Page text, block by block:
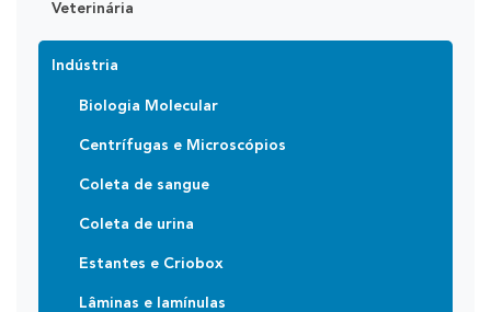
Veterinária
Indústria
Biologia Molecular
Centrífugas e Microscópios
Coleta de sangue
Coleta de urina
Estantes e Criobox
Lâminas e lamínulas